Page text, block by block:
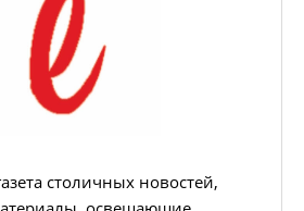
столичных новостей,